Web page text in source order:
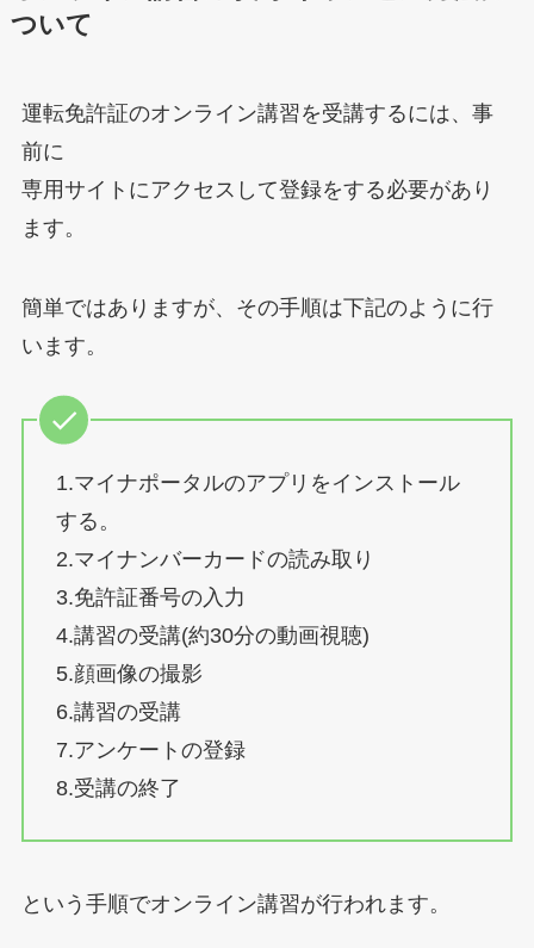
ついて
運転免許証のオンライン講習を受講するには、事
前に
専用サイトにアクセスして登録をする必要があり
ます。
簡単ではありますが、その手順は下記のように行
います。
1.マイナポータルのアプリをインストール
する。
2.マイナンバーカードの読み取り
3.免許証番号の入力
4.講習の受講(約30分の動画視聴)
5.顔画像の撮影
6.講習の受講
7.アンケートの登録
8.受講の終了
という手順でオンライン講習が行われます。